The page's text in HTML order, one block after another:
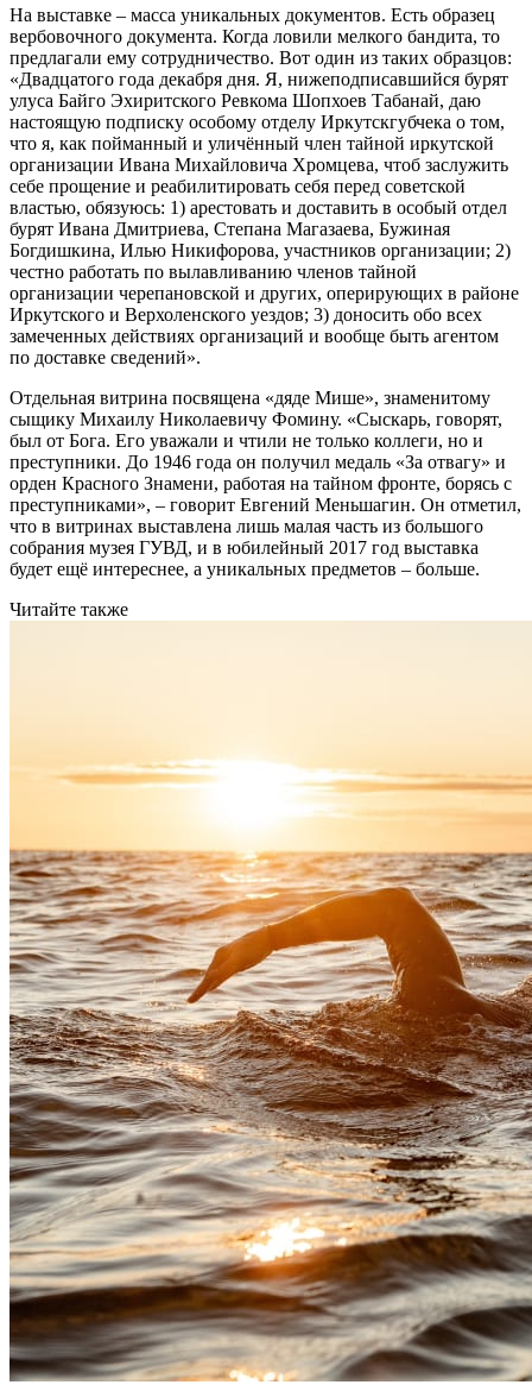
На выставке – масса уникальных документов. Есть образец
вербовочного документа. Когда ловили мелкого бандита, то
предлагали ему сотрудничество. Вот один из таких образцов:
«Двадцатого года декабря дня. Я, нижеподписавшийся бурят
улуса Байго Эхиритского Ревкома Шопхоев Табанай, даю
настоящую подписку особому отделу Иркутскгубчека о том,
что я, как пойманный и уличённый член тайной иркутской
организации Ивана Михайловича Хромцева, чтоб заслужить
себе прощение и реабилитировать себя перед советской
властью,­ обязуюсь: 1) арестовать и доставить в особый отдел
бурят Ивана Дмитриева, Степана Магазаева, Бужиная
Богдишкина, Илью Никифорова, участников организации; 2)
честно работать по вылавливанию членов тайной
организации черепановской и других, оперирующих в районе
Иркутского и Верхоленского уездов; 3) доносить обо всех
замеченных действиях организаций и вообще быть агентом
по доставке сведений».
Отдельная витрина посвящена «дяде Мише», знаменитому
сыщику Михаилу Николаевичу Фомину. «Сыскарь, говорят,
был от Бога. Его уважали и чтили не только коллеги, но и
преступники. До 1946 года он получил медаль «За отвагу» и
орден Красного Знамени, работая на тайном фронте, борясь с
преступниками», – говорит Евгений Меньшагин. Он отметил,
что в витринах выставлена лишь малая часть из большого
собрания музея ГУВД, и в юбилейный 2017 год выставка
будет ещё интереснее, а уникальных предметов – больше.
Читайте также